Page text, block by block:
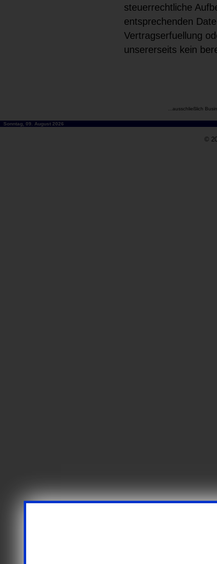
steuerrechtliche
entsprechenden
Vertragserfuellung
unsererseits kein
...ausschließlich
Sonntag, 09. August 2026
©